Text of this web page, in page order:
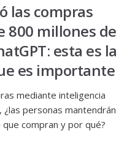
las compras
800 millones de
esta es la
es importante
mediante inteligencia
personas mantendrán
compran y por qué?